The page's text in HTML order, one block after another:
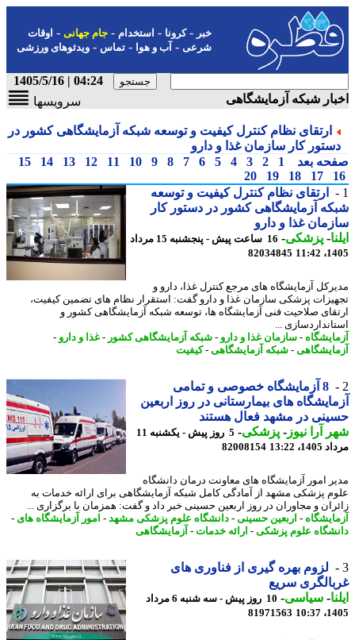
-کرونا-استخدام- جام جهانی-اوقات
شرعی-آب و هوا-تماس-ویدئوهای ورزشی
04:24 | 1405/5/16
شبکه آزمایشگاهی
سرویسها
ارتقای نظام کنترل کیفیت و توسعه شبکه آزمایشگاهی کشور در
کار سازمان غذا و دارو
بعد
1
2
3
4
5
6
7
8
9
10
11
12
13
14
15
17
18
19
20
ارتقای نظام کنترل کیفیت و توسعه
آزمایشگاهی کشور در دستور کار
غذا و دارو
-پزشکی-
16 ساعت پیش - پنجشنبه 15 مرداد
82034845
آزمایشگاه های مرجع کنترل غذا، دارو و
پزشکی سازمان غذا و دارو گفت: استقرار نظام های تضمین کیفیت،
صلاحیت فنی آزمایشگاه ها، توسعه شبکه آزمایشگاهی کشور و
...
-سازمان غذا و دارو - شبکه آزمایشگاهی کشور-غذا و دارو -
-شبکه آزمایشگاهی-کیفیت
8 آزمایشگاه خصوصی و تمامی
های بیمارستانی در روز اربعین
در مشهد فعال هستند
آرا نیوز-پزشکی-
5 روز پیش - یکشنبه 11
13:22
82008154
امور آزمایشگاه های معاونت درمان دانشگاه
پزشکی مشهد از آمادگی کامل شبکه آزمایشگاهی برای ارائه خدمات به
و مجاوران در روز اربعین حسینی خبر داد و گفت: همزمان با برگزاری ...
-اربعین حسینی-دانشگاه علوم پزشکی مشهد-امور آزمایشگاه های -
علوم پزشکی-ارائه خدمات-آزمایشگاهی
لزوم بهره گیری از فناوری های
سریع
-سیاسی-
10 روز پیش - سه شنبه 6 مرداد
81971563